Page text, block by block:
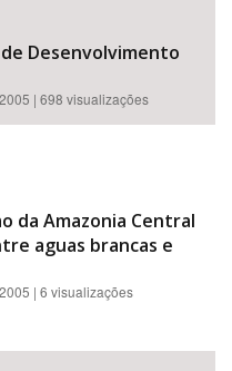
Desenvolvimento
| 698 visualizações
da Amazonia Central
aguas brancas e
| 6 visualizações